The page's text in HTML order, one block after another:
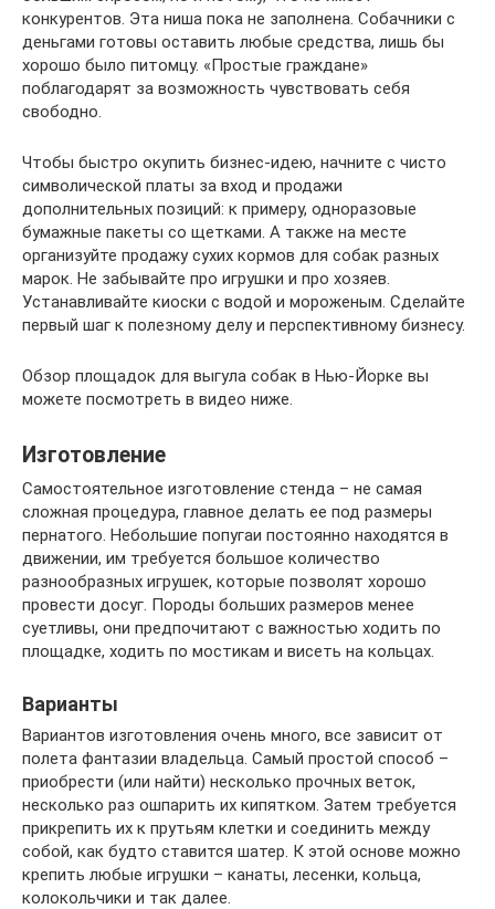
конкурентов. Эта ниша пока не заполнена. Собачники с
деньгами готовы оставить любые средства, лишь бы
хорошо было питомцу. «Простые граждане»
поблагодарят за возможность чувствовать себя
свободно.
Чтобы быстро окупить бизнес-идею, начните с чисто
символической платы за вход и продажи
дополнительных позиций: к примеру, одноразовые
бумажные пакеты со щетками. А также на месте
организуйте продажу сухих кормов для собак разных
марок. Не забывайте про игрушки и про хозяев.
Устанавливайте киоски с водой и мороженым. Сделайте
первый шаг к полезному делу и перспективному бизнесу.
Обзор площадок для выгула собак в Нью-Йорке вы
можете посмотреть в видео ниже.
Изготовление
Самостоятельное изготовление стенда – не самая
сложная процедура, главное делать ее под размеры
пернатого. Небольшие попугаи постоянно находятся в
движении, им требуется большое количество
разнообразных игрушек, которые позволят хорошо
провести досуг. Породы больших размеров менее
суетливы, они предпочитают с важностью ходить по
площадке, ходить по мостикам и висеть на кольцах.
Варианты
Вариантов изготовления очень много, все зависит от
полета фантазии владельца. Самый простой способ –
приобрести (или найти) несколько прочных веток,
несколько раз ошпарить их кипятком. Затем требуется
прикрепить их к прутьям клетки и соединить между
собой, как будто ставится шатер. К этой основе можно
крепить любые игрушки – канаты, лесенки, кольца,
колокольчики и так далее.